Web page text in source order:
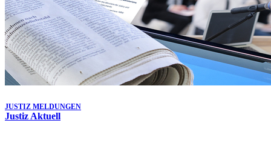
JUSTIZ MELDUNGEN
Justiz Aktuell